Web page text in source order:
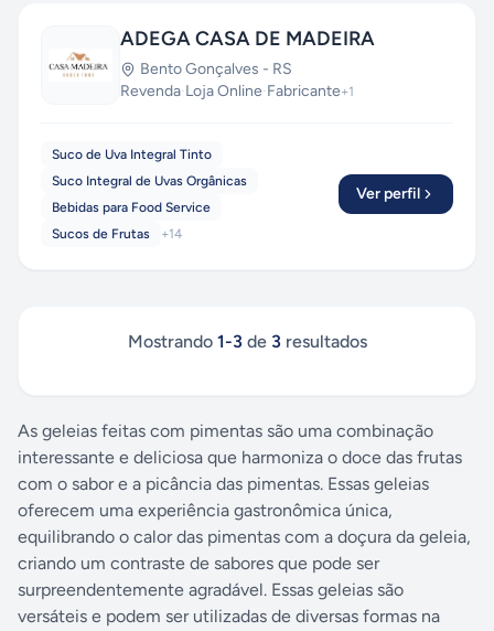
ADEGA CASA DE MADEIRA
Bento Gonçalves - RS
Revenda·Loja Online·Fabricante+1
Suco de Uva Integral Tinto
Suco Integral de Uvas Orgânicas
Bebidas para Food Service
Sucos de Frutas
+14
Ver perfil
Mostrando 1-3 de 3 resultados
As geleias feitas com pimentas são uma combinação
interessante e deliciosa que harmoniza o doce das frutas
com o sabor e a picância das pimentas. Essas geleias
oferecem uma experiência gastronômica única,
equilibrando o calor das pimentas com a doçura da geleia,
criando um contraste de sabores que pode ser
surpreendentemente agradável. Essas geleias são
versáteis e podem ser utilizadas de diversas formas na